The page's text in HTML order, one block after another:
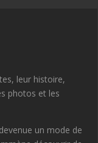
leur histoire,
photos et les
un mode de